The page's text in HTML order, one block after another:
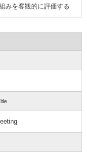
みを客観的に評価する